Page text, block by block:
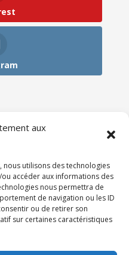
aux
utilisons des technologies
accéder aux informations des
nous permettra de
de navigation ou les ID
ou de retirer son
sur certaines caractéristiques